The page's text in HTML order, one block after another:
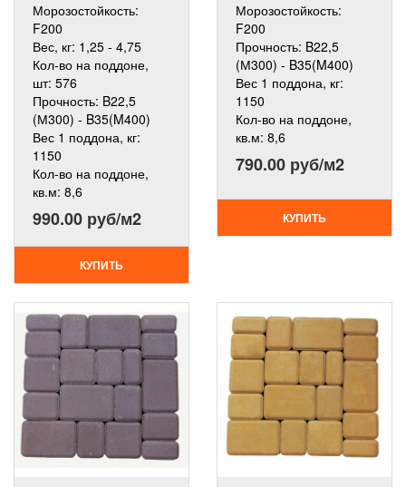
Морозостойкость:
F200
Вес, кг: 1,25 - 4,75
Кол-во на поддоне,
шт: 576
Прочность: B22,5
(М300) - B35(M400)
Вес 1 поддона, кг:
1150
Кол-во на поддоне,
кв.м: 8,6
990.00 руб/м2
КУПИТЬ
Морозостойкость:
F200
Прочность: B22,5
(М300) - B35(M400)
Вес 1 поддона, кг:
1150
Кол-во на поддоне,
кв.м: 8,6
790.00 руб/м2
КУПИТЬ